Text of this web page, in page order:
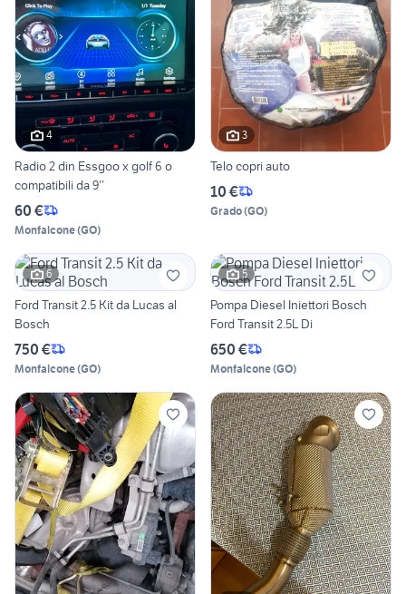
4
Radio 2 din Essgoo x golf 6 o
compatibili da 9’’
60 €
Monfalcone(GO)
3
Telo copri auto
10 €
Grado(GO)
6
Ford Transit 2.5 Kit da Lucas al
Bosch
750 €
Monfalcone(GO)
5
Pompa Diesel Iniettori Bosch
Ford Transit 2.5L Di
650 €
Monfalcone(GO)